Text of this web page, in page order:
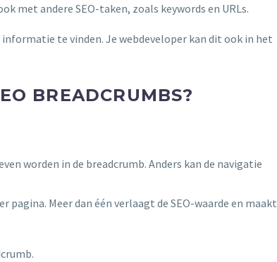
met andere SEO-taken, zoals keywords en URLs.
te vinden. Je webdeveloper kan dit ook in het
BREADCRUMBS?
worden in de breadcrumb. Anders kan de navigatie
pagina. Meer dan één verlaagt de SEO-waarde en maakt